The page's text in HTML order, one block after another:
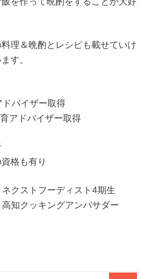
理＆晩酌とレシピも載せていけ
す。
バイザー取得
アドバイザー取得
格も有り
クストフーディスト4期生
知クッキングアンバサダー